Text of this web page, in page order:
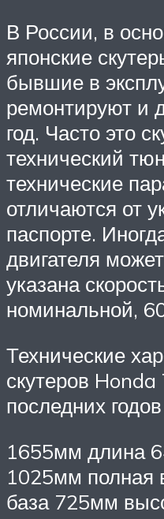
В России, в
японские
бывшие в
ремонтируют и
год. Часто это
технический
технические
отличаются от
паспорте.
двигателя
указана
номинальной,
Технические
скутеров
последних
1655мм длина
1025мм полная
база 725мм